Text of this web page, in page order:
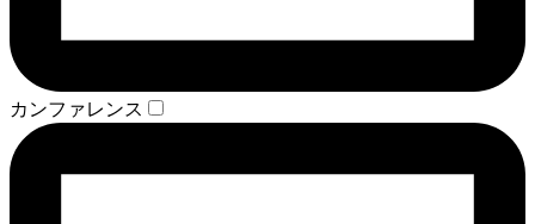
カンファレンス